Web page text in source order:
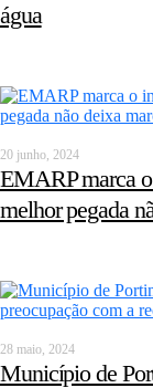
água
20 junho, 2024
EMARP marca
melhor pegada
28 maio, 2024
Município de